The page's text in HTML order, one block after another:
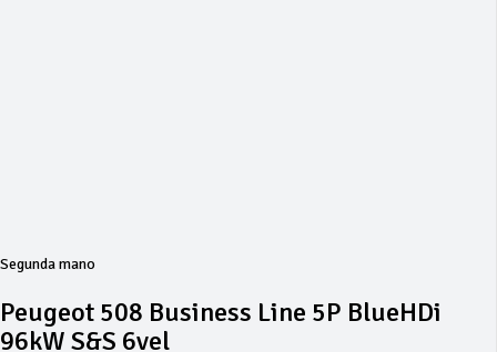
Segunda mano
Peugeot 508 Business Line 5P BlueHDi
96kW S&S 6vel